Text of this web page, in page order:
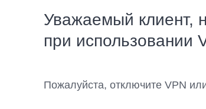
Уважаемый клиент,
при использовании
Пожалуйста, отключите VPN